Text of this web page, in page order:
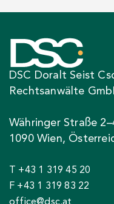
DSC Doralt Seist
Rechtsanwälte
Währinger Straße
1090 Wien,
T +43 1 319 45 20
F +43 1 319 83 22
office@dsc.at